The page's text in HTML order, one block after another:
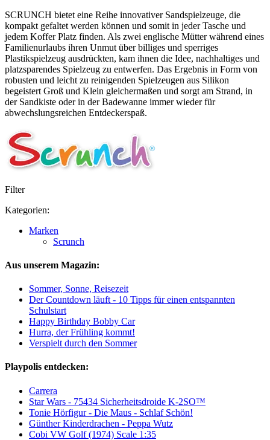
SCRUNCH bietet eine Reihe innovativer Sandspielzeuge, die
kompakt gefaltet werden können und somit in jeder Tasche und
jedem Koffer Platz finden. Als zwei englische Mütter während eines
Familienurlaubs ihren Unmut über billiges und sperriges
Plastikspielzeug ausdrückten, kam ihnen die Idee, nachhaltiges und
platzsparendes Spielzeug zu entwerfen. Das Ergebnis in Form von
robusten und leicht zu reinigenden Spielzeugen aus Silikon
begeistert Groß und Klein gleichermaßen und sorgt am Strand, in
der Sandkiste oder in der Badewanne immer wieder für
abwechslungsreichen Entdeckerspaß.
Filter
Kategorien:
Marken
Scrunch
Aus unserem Magazin:
Sommer, Sonne, Reisezeit
Der Countdown läuft - 10 Tipps für einen entspannten
Schulstart
Happy Birthday Bobby Car
Hurra, der Frühling kommt!
Verspielt durch den Sommer
Playpolis entdecken:
Carrera
Star Wars - 75434 Sicherheitsdroide K-2SO™
Tonie Hörfigur - Die Maus - Schlaf Schön!
Günther Kinderdrachen - Peppa Wutz
Cobi VW Golf (1974) Scale 1:35